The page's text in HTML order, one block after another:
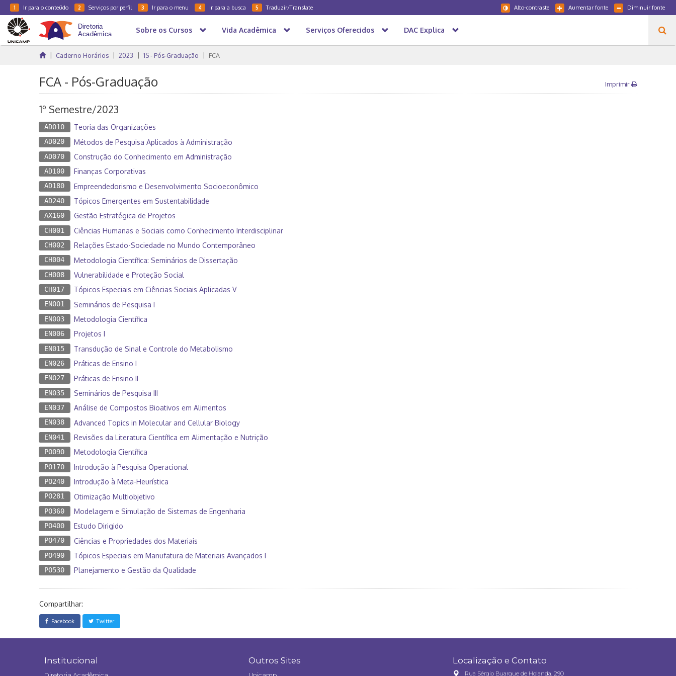
1 Ir para o conteúdo 2 Serviços por perfil 3 Ir para o menu 4 Ir para a busca 5 Traduzir/Translate Diminuir fonte
Aumentar fonte
Alto-contraste
Sobre os Cursos Vida Acadêmica Serviços Oferecidos DAC Explica
Caderno Horários 2023 1S - Pós-Graduação FCA
FCA - Pós-Graduação Imprimir
1º Semestre/2023
AD010 Teoria das Organizações
AD020 Métodos de Pesquisa Aplicados à Administração
AD070 Construção do Conhecimento em Administração
AD100 Finanças Corporativas
AD180 Empreendedorismo e Desenvolvimento Socioeconômico
AD240 Tópicos Emergentes em Sustentabilidade
AX160 Gestão Estratégica de Projetos
CH001 Ciências Humanas e Sociais como Conhecimento Interdisciplinar
CH002 Relações Estado-Sociedade no Mundo Contemporâneo
CH004 Metodologia Científica: Seminários de Dissertação
CH008 Vulnerabilidade e Proteção Social
CH017 Tópicos Especiais em Ciências Sociais Aplicadas V
EN001 Seminários de Pesquisa I
EN003 Metodologia Científica
EN006 Projetos I
EN015 Transdução de Sinal e Controle do Metabolismo
EN026 Práticas de Ensino I
EN027 Práticas de Ensino II
EN035 Seminários de Pesquisa III
EN037 Análise de Compostos Bioativos em Alimentos
EN038 Advanced Topics in Molecular and Cellular Biology
EN041 Revisões da Literatura Científica em Alimentação e Nutrição
PO090 Metodologia Científica
PO170 Introdução à Pesquisa Operacional
PO240 Introdução à Meta-Heurística
PO281 Otimização Multiobjetivo
PO360 Modelagem e Simulação de Sistemas de Engenharia
PO400 Estudo Dirigido
PO470 Ciências e Propriedades dos Materiais
PO490 Tópicos Especiais em Manufatura de Materiais Avançados I
PO530 Planejamento e Gestão da Qualidade
Compartilhar:
Facebook Twitter
Institucional Outros Sites Localização e Contato
Rua Sérgio Buarque de Holanda, 290